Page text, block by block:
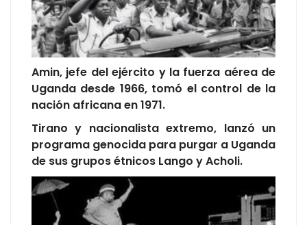
Amin, jefe del ejército y la fuerza aérea de
Uganda desde 1966, tomó el control de la
nación africana en 1971.
Tirano y nacionalista extremo, lanzó un
programa genocida para purgar a Uganda
de sus grupos étnicos Lango y Acholi.